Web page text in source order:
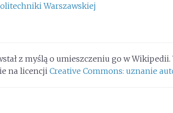
Warszawskiej
z myślą o umieszczeniu go w
na licencji Creative Commons: uznanie